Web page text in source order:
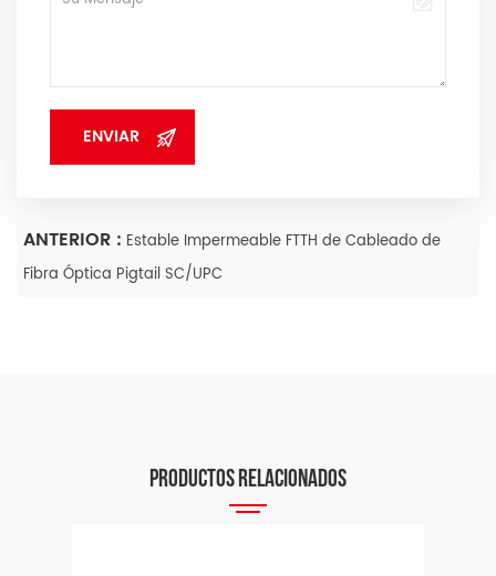
ANTERIOR : Estable Impermeable FTTH de Cableado de
Fibra Óptica Pigtail SC/UPC
PRODUCTOS RELACIONADOS